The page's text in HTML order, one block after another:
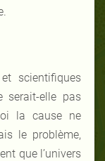
scientifiques
serait-elle pas
la cause ne
le problème,
que l’univers